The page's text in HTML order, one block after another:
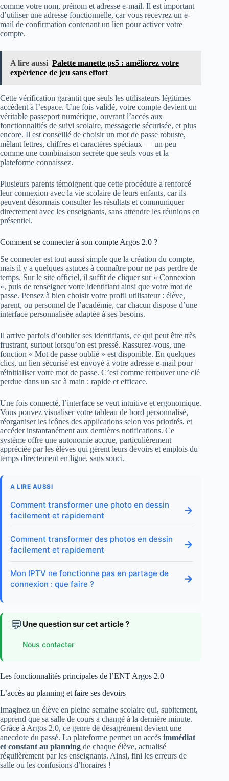
comme votre nom, prénom et adresse e-mail. Il est important
d’utiliser une adresse fonctionnelle, car vous recevrez un e-
mail de confirmation contenant un lien pour activer votre
compte.
A lire aussi Palette manette ps5 : améliorez votre
expérience de jeu sans effort
Cette vérification garantit que seuls les utilisateurs légitimes
accèdent à l’espace. Une fois validé, votre compte devient un
véritable passeport numérique, ouvrant l’accès aux
fonctionnalités de suivi scolaire, messagerie sécurisée, et plus
encore. Il est conseillé de choisir un mot de passe robuste,
mêlant lettres, chiffres et caractères spéciaux — un peu
comme une combinaison secrète que seuls vous et la
plateforme connaissez.
Plusieurs parents témoignent que cette procédure a renforcé
leur connexion avec la vie scolaire de leurs enfants, car ils
peuvent désormais consulter les résultats et communiquer
directement avec les enseignants, sans attendre les réunions en
présentiel.
Comment se connecter à son compte Argos 2.0 ?
Se connecter est tout aussi simple que la création du compte,
mais il y a quelques astuces à connaître pour ne pas perdre de
temps. Sur le site officiel, il suffit de cliquer sur « Connexion
», puis de renseigner votre identifiant ainsi que votre mot de
passe. Pensez à bien choisir votre profil utilisateur : élève,
parent, ou personnel de l’académie, car chacun dispose d’une
interface personnalisée adaptée à ses besoins.
Il arrive parfois d’oublier ses identifiants, ce qui peut être très
frustrant, surtout lorsqu’on est pressé. Rassurez-vous, une
fonction « Mot de passe oublié » est disponible. En quelques
clics, un lien sécurisé est envoyé à votre adresse e-mail pour
réinitialiser votre mot de passe. C’est comme retrouver une clé
perdue dans un sac à main : rapide et efficace.
Une fois connecté, l’interface se veut intuitive et ergonomique.
Vous pouvez visualiser votre tableau de bord personnalisé,
réorganiser les icônes des applications selon vos priorités, et
accéder instantanément aux dernières notifications. Ce
système offre une autonomie accrue, particulièrement
appréciée par les élèves qui gèrent leurs devoirs et emplois du
temps directement en ligne, sans souci.
A LIRE AUSSI
Comment transformer une photo en dessin
facilement et rapidement
→
Comment transformer des photos en dessin
facilement et rapidement
→
Mon IPTV ne fonctionne pas en partage de
connexion : que faire ?
→
💬 Une question sur cet article ?
Nous contacter
Les fonctionnalités principales de l’ENT Argos 2.0
L’accès au planning et faire ses devoirs
Imaginez un élève en pleine semaine scolaire qui, subitement,
apprend que sa salle de cours a changé à la dernière minute.
Grâce à Argos 2.0, ce genre de désagrément devient une
anecdote du passé. La plateforme permet un accès immédiat
et constant au planning de chaque élève, actualisé
régulièrement par les enseignants. Ainsi, fini les erreurs de
salle ou les confusions d’horaires !